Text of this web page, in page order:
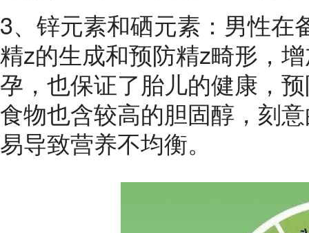
3、锌元素和硒元素：男性在
精z的生成和预防精z畸形，
孕，也保证了胎儿的健康，
食物也含较高的胆固醇，刻
易导致营养不均衡。